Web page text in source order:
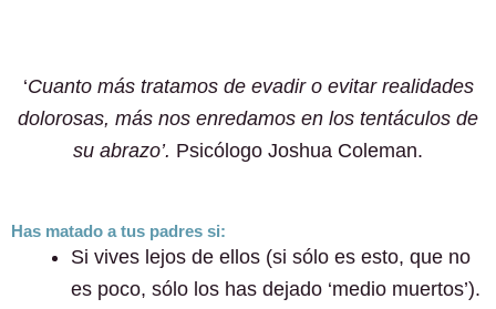
‘Cuanto más tratamos de evadir o evitar realidades
dolorosas, más nos enredamos en los tentáculos de
su abrazo’. Psicólogo Joshua Coleman.
Has matado a tus padres si:
Si vives lejos de ellos (si sólo es esto, que no
es poco, sólo los has dejado ‘medio muertos’).